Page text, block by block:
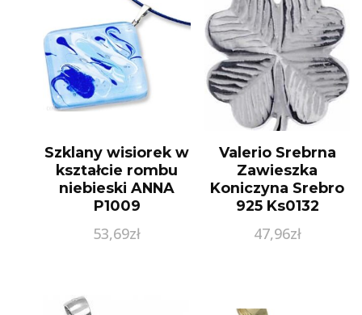
Szklany wisiorek w
kształcie rombu
niebieski ANNA
P1009
53,69zł
Valerio Srebrna
Zawieszka
Koniczyna Srebro
925 Ks0132
47,96zł